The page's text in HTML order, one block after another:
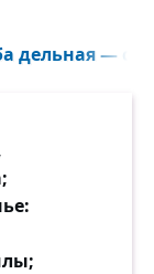
дельная —